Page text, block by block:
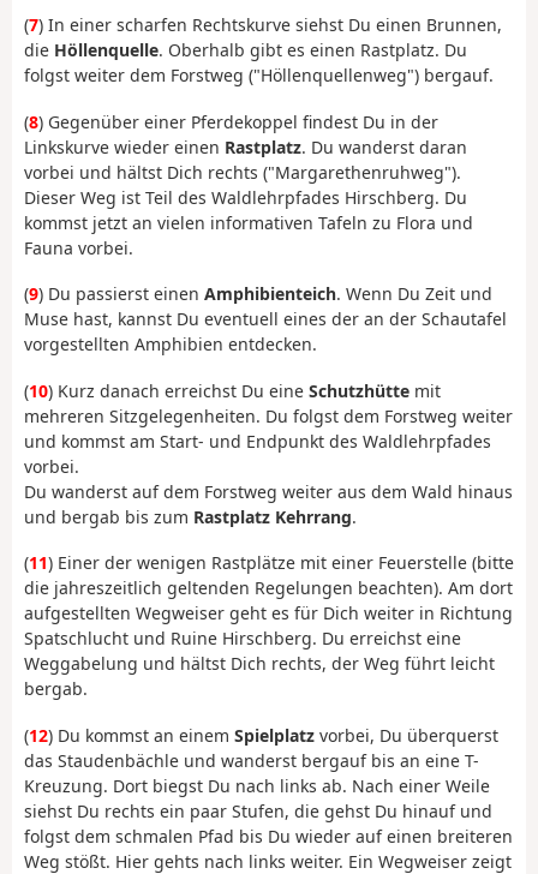
(7) In einer scharfen Rechtskurve siehst Du einen Brunnen,
die Höllenquelle. Oberhalb gibt es einen Rastplatz. Du
folgst weiter dem Forstweg ("Höllenquellenweg") bergauf.
(8) Gegenüber einer Pferdekoppel findest Du in der
Linkskurve wieder einen Rastplatz. Du wanderst daran
vorbei und hältst Dich rechts ("Margarethenruhweg").
Dieser Weg ist Teil des Waldlehrpfades Hirschberg. Du
kommst jetzt an vielen informativen Tafeln zu Flora und
Fauna vorbei.
(9) Du passierst einen Amphibienteich. Wenn Du Zeit und
Muse hast, kannst Du eventuell eines der an der Schautafel
vorgestellten Amphibien entdecken.
(10) Kurz danach erreichst Du eine Schutzhütte mit
mehreren Sitzgelegenheiten. Du folgst dem Forstweg weiter
und kommst am Start- und Endpunkt des Waldlehrpfades
vorbei.
Du wanderst auf dem Forstweg weiter aus dem Wald hinaus
und bergab bis zum Rastplatz Kehrrang.
(11) Einer der wenigen Rastplätze mit einer Feuerstelle (bitte
die jahreszeitlich geltenden Regelungen beachten). Am dort
aufgestellten Wegweiser geht es für Dich weiter in Richtung
Spatschlucht und Ruine Hirschberg. Du erreichst eine
Weggabelung und hältst Dich rechts, der Weg führt leicht
bergab.
(12) Du kommst an einem Spielplatz vorbei, Du überquerst
das Staudenbächle und wanderst bergauf bis an eine T-
Kreuzung. Dort biegst Du nach links ab. Nach einer Weile
siehst Du rechts ein paar Stufen, die gehst Du hinauf und
folgst dem schmalen Pfad bis Du wieder auf einen breiteren
Weg stößt. Hier gehts nach links weiter. Ein Wegweiser zeigt